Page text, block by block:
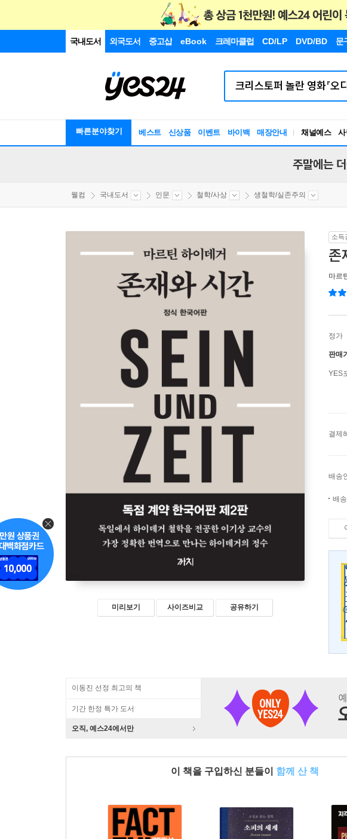
국내도서 외국도서 중고샵 eBook 크레마클럽 CD/LP DVD/BD 문
빠른분야찾기 베스트 신상품 이벤트 바이백 매장안내 채널예스 사
주말에는
웰컴 국내도서 인문 철학/사상 생철학/실존주의
미리보기 사이즈비교 공유하기
소득
존
마르
정가
판매
YES
결제
배송
배
이동진 선정 최고의 책
기간 한정 특가 도서
오직, 예스24에서만
이 책을 구입하신 분들이 함께 산 책